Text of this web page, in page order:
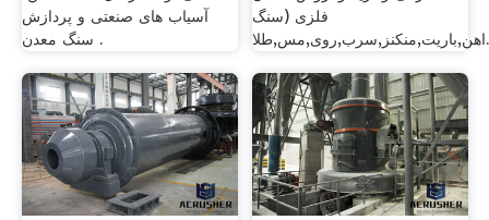
آسیاب های صنعتی و پردازش
سنگ معدن .
فلزی (سنگ
اهن,باریت,منکنز,سرب,روی,مس,طلا.